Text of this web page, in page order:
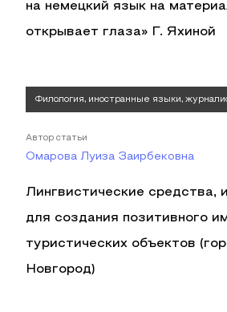
на немецкий язык на
открывает глаза» Г. Яхиной
Филология, иностранные языки,
Автор статьи
Омарова Луиза Заирбековна
Лингвистические средства,
для создания позитивного
туристических объектов
Новгород)